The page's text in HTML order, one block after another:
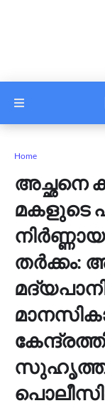
Home
അച്ഛനെ
മകളുടെ
തര്‍ക്കം:
സുഹൃത്തും